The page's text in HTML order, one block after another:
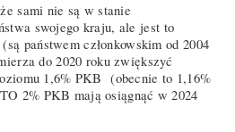
sami nie są w stanie
swojego kraju, ale jest to
państwem członkowskim od 2004
do 2020 roku zwiększyć
1,6% PKB (obecnie to 1,16%
2% PKB mają osiągnąć w 2024